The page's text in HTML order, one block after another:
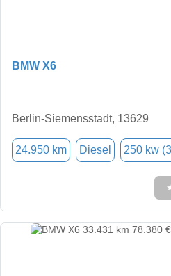
BMW X6
Berlin-Siemensstadt, 13629
24.950 km Diesel 250 kw